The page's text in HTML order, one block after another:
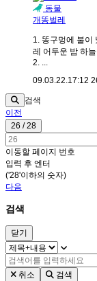
동물
개똥벌레
1. 똥구멍에 불이
레 어두운 밤 하
2. ...
09.03.22.17:12
검색
이전
26 / 28
이동할 페이지 번호
입력 후 엔터
('28'이하의 숫자)
다음
검색
닫기
취소
검색